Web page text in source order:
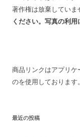
著作権は放棄していま
ください。写真の利用
商品リンクはアプリ
のを使用しております。
最近の投稿